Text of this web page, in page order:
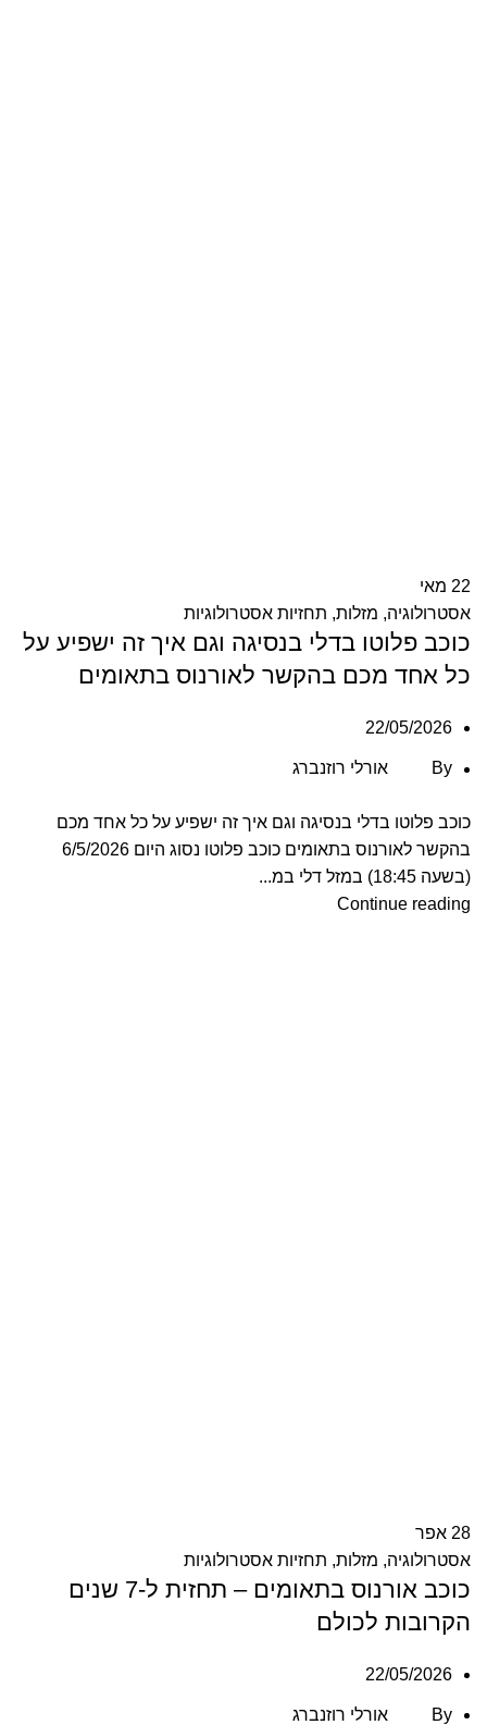
22 מאי
אסטרולוגיה, מזלות, תחזיות אסטרולוגיות
כוכב פלוטו בדלי בנסיגה וגם איך זה ישפיע על
כל אחד מכם בהקשר לאורנוס בתאומים
22/05/2026
By אורלי רוזנברג
כוכב פלוטו בדלי בנסיגה וגם איך זה ישפיע על כל אחד מכם
בהקשר לאורנוס בתאומים כוכב פלוטו נסוג היום 6/5/2026
(בשעה 18:45) במזל דלי במ...
Continue reading
28 אפר
אסטרולוגיה, מזלות, תחזיות אסטרולוגיות
כוכב אורנוס בתאומים – תחזית ל-7 שנים
הקרובות לכולם
22/05/2026
By אורלי רוזנברג